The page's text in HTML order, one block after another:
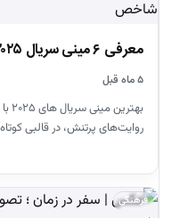
معرفی ۶ مینی سریال ۲۰۲۵ که نباید از دست بدهید!
۵ ماه قبل
روایت‌های پرتنش، در قالبی کوتاه
فرهنگی